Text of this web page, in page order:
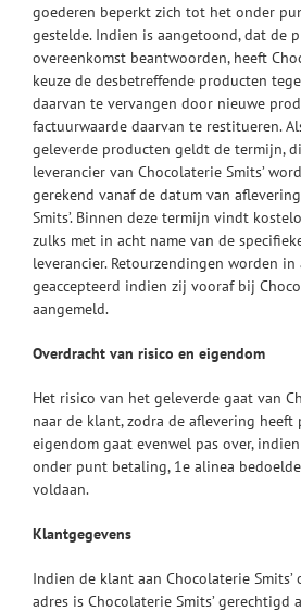
goederen beperkt zich tot het onder
gestelde. Indien is aangetoond, dat de
overeenkomst beantwoorden, heeft
keuze de desbetreffende producten
daarvan te vervangen door nieuwe
factuurwaarde daarvan te restitueren.
geleverde producten geldt de termijn,
leverancier van Chocolaterie Smits’
gerekend vanaf de datum van
Smits’. Binnen deze termijn vindt
zulks met in acht name van de
leverancier. Retourzendingen worden
geaccepteerd indien zij vooraf bij
aangemeld.
Overdracht van risico en eigendom
Het risico van het geleverde gaat van
naar de klant, zodra de aflevering heeft
eigendom gaat evenwel pas over,
onder punt betaling, 1e alinea
voldaan.
Klantgegevens
Indien de klant aan Chocolaterie Smits’
adres is Chocolaterie Smits’ gerechtigd